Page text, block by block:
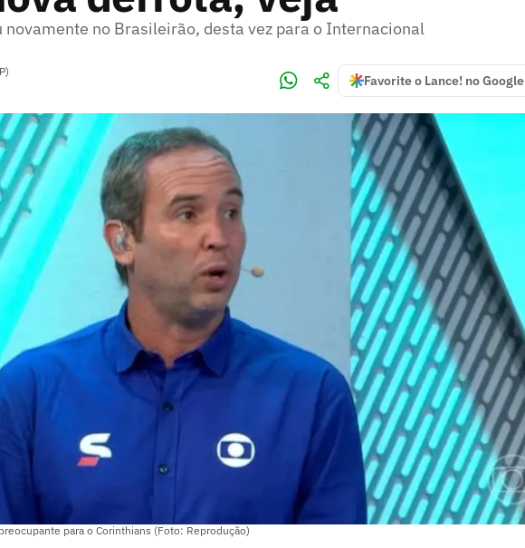
no Brasileirão, desta vez para o Internacional
Favorite o Lance! no Google
para o Corinthians (Foto: Reprodução)